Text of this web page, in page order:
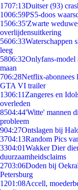
1707:13Duitser (93)
1006:59PS5-doos
1506:35'Zwarte
overlijdensuitkering
5606:33Waterschappen
leeg
5806:32Onlyfans-model
maan
706:28Netflix-abonnees
GTA VI trailer
1306:11 Zangeres en
overleden
8504:44'Witte' mannen
probleem
904:27Ontslagen bij
3704:13Random Pics
3304:01Wakker Dier
duurzaamheidsclaims
2703:06Doden bij
Petersburg
1201:08Accell,